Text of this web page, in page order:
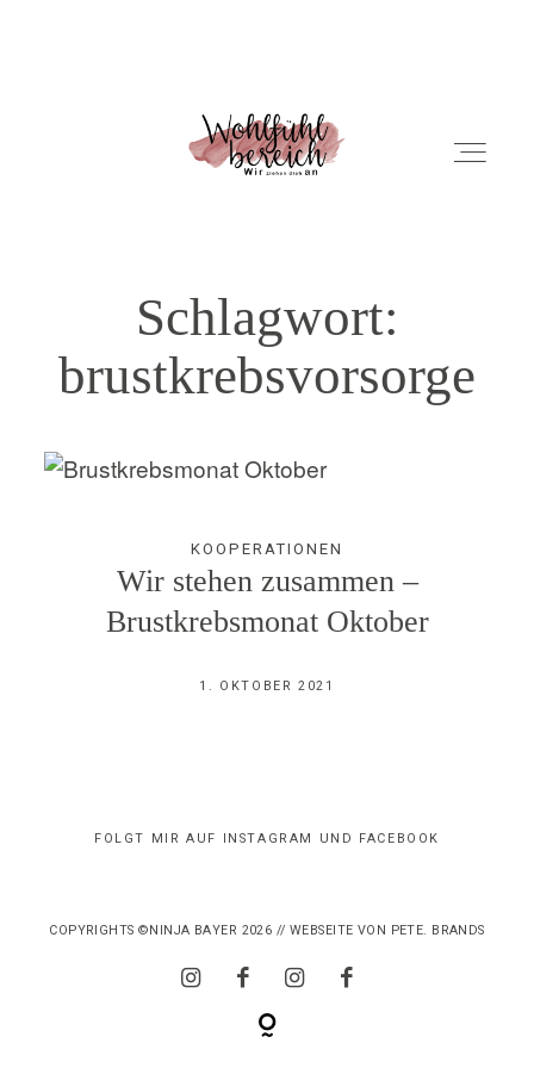
NEWS
KONTAKT
IMPRESSUM
Schlagwort:
brustkrebsvorsorge
KOOPERATIONEN
Wir stehen zusammen –
Brustkrebsmonat Oktober
1. OKTOBER 2021
FOLGT MIR AUF INSTAGRAM UND FACEBOOK
COPYRIGHTS ©NINJA BAYER 2026 // WEBSEITE VON PETE. BRANDS